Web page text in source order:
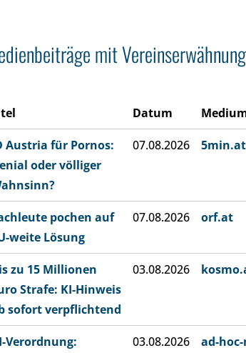
mit Vereinserwähnung
Datum
Austria für Pornos:
oder völliger
07.08.2026 5min.at
pochen auf
weite Lösung
07.08.2026 orf.at
zu 15 Millionen
Strafe: KI-Hinweis
sofort verpflichtend
03.08.2026
Verordnung:
03.08.2026 ad-